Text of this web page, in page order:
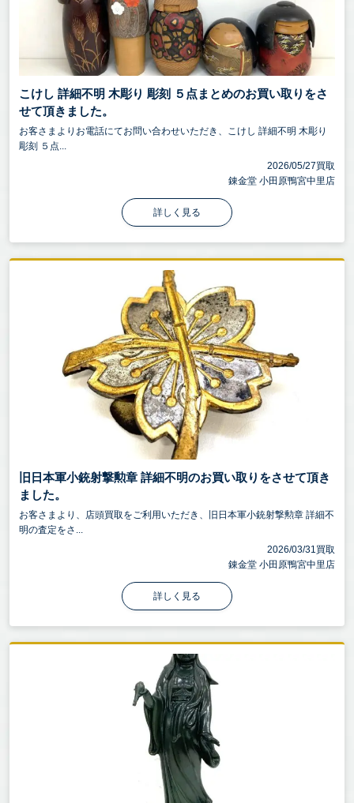
こけし 詳細不明 木彫り 彫刻 ５点まとめのお買い取りをさ
せて頂きました。
お客さまよりお電話にてお問い合わせいただき、こけし 詳細不明 木彫り
彫刻 ５点...
2026/05/27買取
錬金堂 小田原鴨宮中里店
詳しく見る
旧日本軍小銃射撃勲章 詳細不明のお買い取りをさせて頂き
ました。
お客さまより、店頭買取をご利用いただき、旧日本軍小銃射撃勲章 詳細不
明の査定をさ...
2026/03/31買取
錬金堂 小田原鴨宮中里店
詳しく見る